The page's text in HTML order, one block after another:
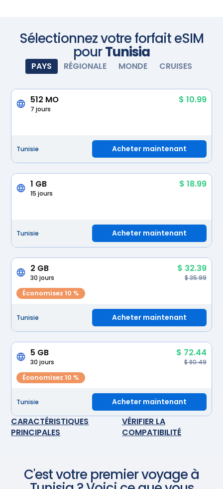
Scannez avec votre appareil photo
transparente.
Sélectionnez votre forfait eSIM
pourTunisia
PAYS RÉGIONALE MONDE CRUISES
512 MO $ 10.99
7 jours
Tunisie Acheter maintenant
1 GB $ 18.99
15 jours
Tunisie Acheter maintenant
2 GB $ 32.39
30 jours $ 35.99
Économisez 10 %
Tunisie Acheter maintenant
5 GB $ 72.44
30 jours $ 80.49
Économisez 10 %
Tunisie Acheter maintenant
CARACTÉRISTIQUES
PRINCIPALES
VÉRIFIER LA
COMPATIBILITÉ
C'est votre premier voyage à